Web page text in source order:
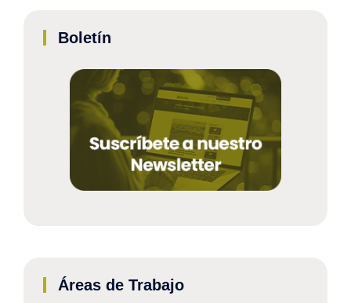
Boletín
Áreas de Trabajo